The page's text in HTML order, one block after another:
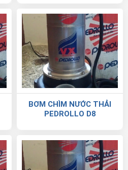
BƠM CHÌM NƯỚC THẢI
PEDROLLO D8